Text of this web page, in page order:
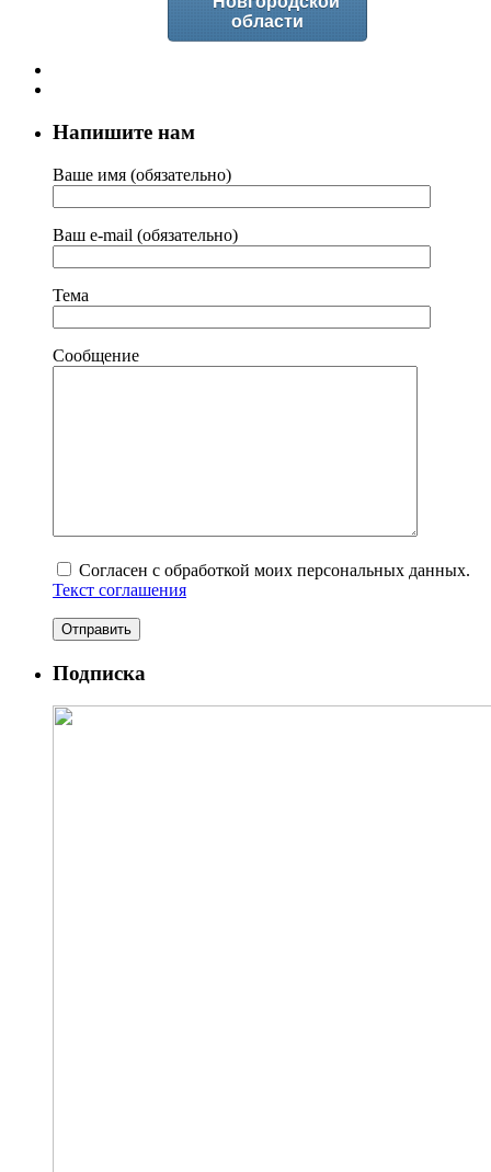
области
Напишите нам
Ваше имя (обязательно)
Ваш e-mail (обязательно)
Тема
Сообщение
Согласен с обработкой моих персональных данных.
Текст соглашения
Подписка